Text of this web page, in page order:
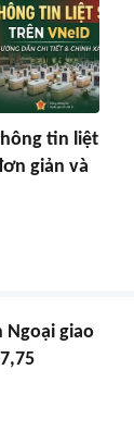
tin liệt
giản và
Ngoại giao